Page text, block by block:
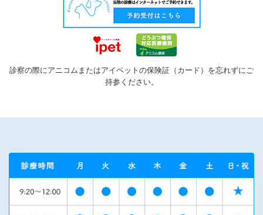
診察の際にアニコムまたはアイペットの保険証（カード）を忘れずにご
持参ください。